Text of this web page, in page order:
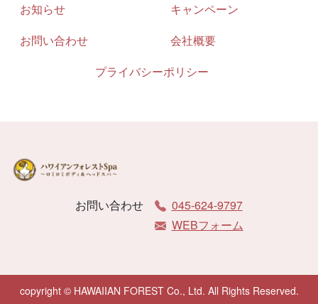
お知らせ
キャンペーン
お問い合わせ
会社概要
プライバシーポリシー
お問い合わせ
045-624-9797
WEBフォーム
copyright © HAWAIIAN FOREST Co., Ltd. All Rights Reserved.